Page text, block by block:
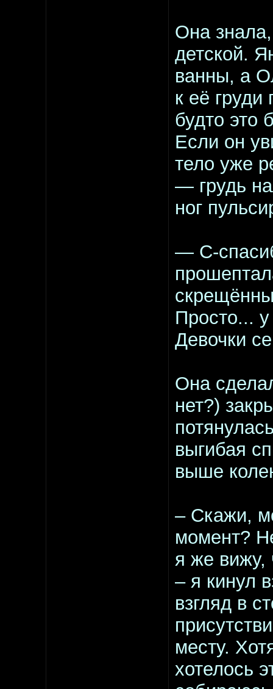
Она знала,
детской.
ванны, а
к её груди
будто это
Если он
тело уже
— грудь
ног
— С-
Просто...
Девочки
Она
нет?)
выгибая
выше
– Скажи,
момент?
я же вижу,
– я кинул
взгляд в
месту.
хотелось